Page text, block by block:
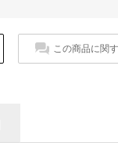
この商品に関